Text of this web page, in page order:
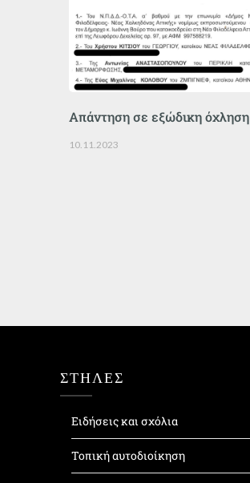
Απάντηση σε εξώδικη όχληση
10.11.2023
ΣΤΗΛΕΣ
Ειδήσεις και σχόλια
Τοπική αυτοδιοίκηση